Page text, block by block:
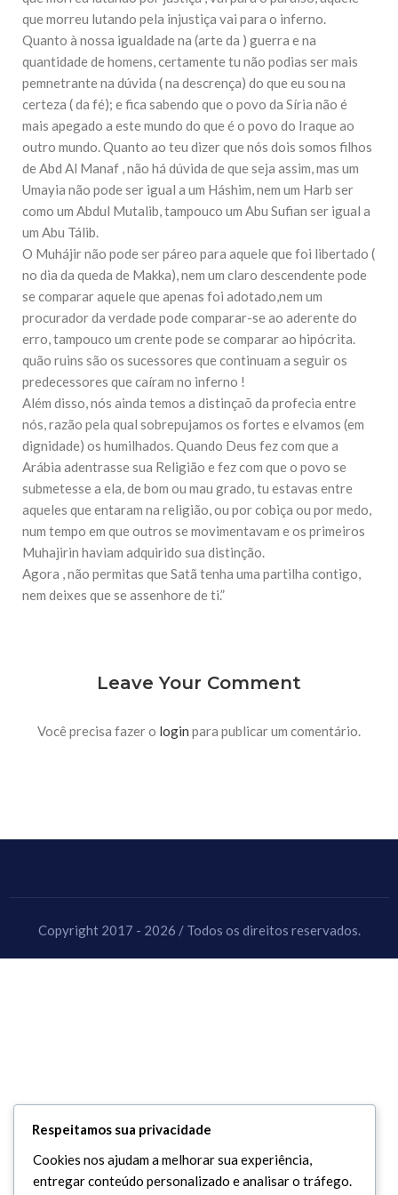
Falecimento do Imam Ali Ibn Al-Hussein
(A.S.)
Em nome de Deus, o Clemente, o Misericordioso! Diante da
data em que relembramos o martírio do quarto Imam dos
muçulmanos, o Imam Ali Ibn Al-Hussein Ibn Ali Ibn Abi Táleb
(A.S.), conhecido por “Zein Al-Ábidin” (Formosura
NOTÍCIAS
Centro Islâmico no Brasil recebe o ex-
ministro das Relações Exteriores da
República Islâmica do Irã
Brasil recebeu em sua sede, em São Paulo, o ex-ministro das
Relações Exteriores da República Islâmica do Irã, Sr. Kamal
que morreu lutando pela injustiça vai para o inferno.
Quanto à nossa igualdade na (arte da ) guerra e na
quantidade de homens, certamente tu não podias ser mais
pemnetrante na dúvida ( na descrença) do que eu sou na
certeza ( da fé); e fica sabendo que o povo da Síria não é
mais apegado a este mundo do que é o povo do Iraque ao
outro mundo. Quanto ao teu dizer que nós dois somos filhos
de Abd Al Manaf , não há dúvida de que seja assim, mas um
Umayia não pode ser igual a um Háshim, nem um Harb ser
como um Abdul Mutalib, tampouco um Abu Sufian ser igual a
um Abu Tálib.
O Muhájir não pode ser páreo para aquele que foi libertado (
no dia da queda de Makka), nem um claro descendente pode
se comparar aquele que apenas foi adotado,nem um
procurador da verdade pode comparar-se ao aderente do
erro, tampouco um crente pode se comparar ao hipócrita.
quão ruins são os sucessores que continuam a seguir os
predecessores que caíram no inferno !
Além disso, nós ainda temos a distinçaõ da profecia entre
nós, razão pela qual sobrepujamos os fortes e elvamos (em
dignidade) os humilhados. Quando Deus fez com que a
Arábia adentrasse sua Religião e fez com que o povo se
submetesse a ela, de bom ou mau grado, tu estavas entre
aqueles que entaram na religião, ou por cobiça ou por medo,
num tempo em que outros se movimentavam e os primeiros
Muhajirin haviam adquirido sua distinção.
Agora , não permitas que Satã tenha uma partilha contigo,
nem deixes que se assenhore de ti.”
Leave Your Comment
Você precisa fazer o login para publicar um comentário.
Copyright 2017 - 2026 / Todos os direitos reservados.
Respeitamos sua privacidade
Cookies nos ajudam a melhorar sua experiência,
entregar conteúdo personalizado e analisar o tráfego.